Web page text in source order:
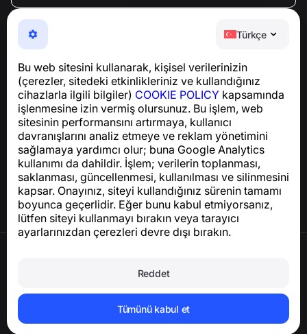
Türkçe
Bu web sitesini kullanarak, kişisel verilerinizin
(çerezler, sitedeki etkinlikleriniz ve kullandığınız
cihazlarla ilgili bilgiler) COOKIE POLICY kapsamında
işlenmesine izin vermiş olursunuz. Bu işlem, web
sitesinin performansını artırmaya, kullanıcı
davranışlarını analiz etmeye ve reklam yönetimini
sağlamaya yardımcı olur; buna Google Analytics
kullanımı da dahildir. İşlem; verilerin toplanması,
saklanması, güncellenmesi, kullanılması ve silinmesini
kapsar. Onayınız, siteyi kullandığınız sürenin tamamı
boyunca geçerlidir. Eğer bunu kabul etmiyorsanız,
lütfen siteyi kullanmayı bırakın veya tarayıcı
ayarlarınızdan çerezleri devre dışı bırakın.
Reddet
Tümünü kabul et
NumBuster © 2013—2026 ·
Telefon dolandırıcılığına, spam’e ve istenmeyen
mesajlara karşı koruma sağlayan kullanımı kolay bir
GDPR uyumluluğu ile ilgili sorular için:
support@numbuster.com
Yardım Merkezi
Haberler ve Makaleler
Proje hakkında
İletişim
Hesabı ve kişisel verileri silin